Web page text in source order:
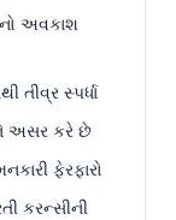
અવકાશ
તીવ્ર સ્પર્ધા
અસર કરે છે
ફેરફારો
કરન્સીની